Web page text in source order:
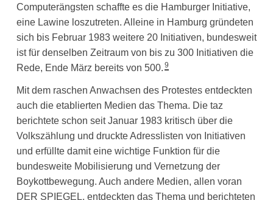
Computerängsten schaffte es die Hamburger Initiative,
eine Lawine loszutreten. Alleine in Hamburg gründeten
sich bis Februar 1983 weitere 20 Initiativen, bundesweit
ist für denselben Zeitraum von bis zu 300 Initiativen die
Rede, Ende März bereits von 500. 9
Mit dem raschen Anwachsen des Protestes entdeckten
auch die etablierten Medien das Thema. Die taz
berichtete schon seit Januar 1983 kritisch über die
Volkszählung und druckte Adresslisten von Initiativen
und erfüllte damit eine wichtige Funktion für die
bundesweite Mobilisierung und Vernetzung der
Boykottbewegung. Auch andere Medien, allen voran
DER SPIEGEL, entdeckten das Thema und berichteten